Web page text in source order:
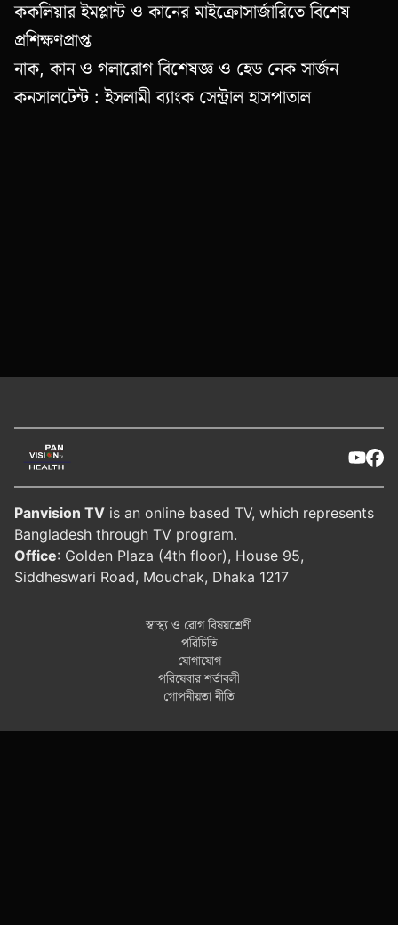
ককলিয়ার ইমপ্লান্ট ও কানের মাইক্রোসার্জারিতে বিশেষ
প্রশিক্ষণপ্রাপ্ত
নাক, কান ও গলারোগ বিশেষজ্ঞ ও হেড নেক সার্জন
কনসালটেন্ট : ইসলামী ব্যাংক সেন্ট্রাল হাসপাতাল
Panvision TV is an online based TV, which represents
Bangladesh through TV program.
Office: Golden Plaza (4th floor), House 95,
Siddheswari Road, Mouchak, Dhaka 1217
স্বাস্থ্য ও রোগ বিষয়শ্রেণী
পরিচিতি
যোগাযোগ
পরিষেবার শর্তাবলী
গোপনীয়তা নীতি